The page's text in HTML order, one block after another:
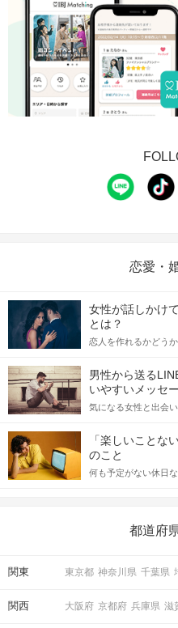
【個室8対8】トー
STEP4 アピールタイム
恋愛・
女性が話しかけ
とは？
恋人を作れるかどう
てアプローチできる
格的に始めようとし
をしっかりと理解し
記事では、女性が話
合にどのような行動
男性から送る
いやすいメッセ
気になる女性と出会
しかし、中には「ど
っしゃるのではない
送るLINEでのデート
えながら解説するの
「楽しいことな
のこと
何も予定がない休日
の楽しいことアイデ
都道府
関東 東京都 神奈川県 千葉県
関西 大阪府 京都府 兵庫県 滋